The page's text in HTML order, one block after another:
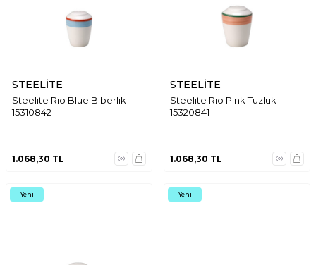
STEELİTE
Steelite Rıo Blue Biberlik
15310842
1.068,30 TL
STEELİTE
Steelite Rıo Pınk Tuzluk
15320841
1.068,30 TL
Yeni Yeni